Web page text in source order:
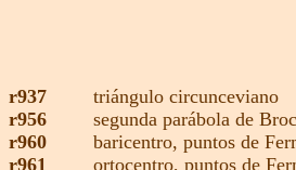
r937
triángulo circunceviano
r956
segunda parábola de
r960
baricentro, puntos de
r961
ortocentro, puntos de